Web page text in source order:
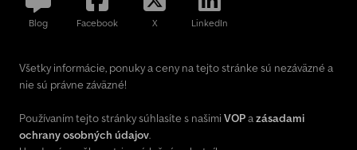
Blog Facebook X LinkedIn
Všetky informácie, ponuky a ceny na tejto stránke sú nezáväzné a
nie sú právne záväzné!
Používaním tejto stránky súhlasíte s našimi VOPazásadami
ochrany osobných údajov.